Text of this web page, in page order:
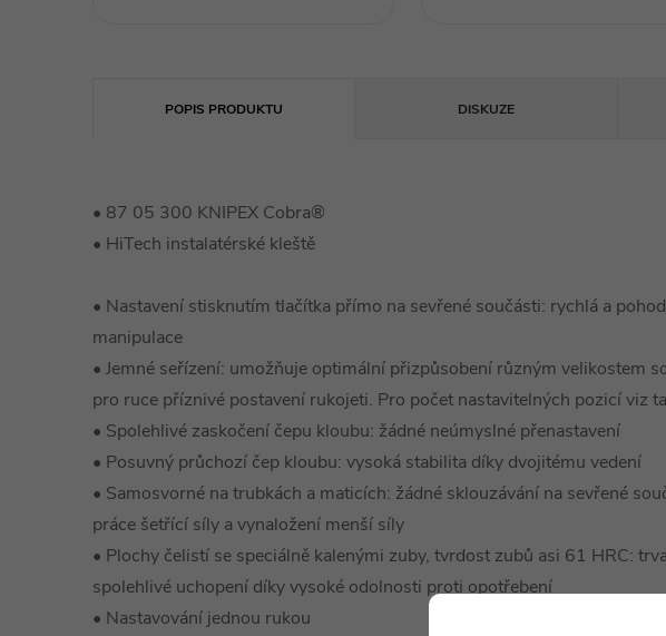
POPIS PRODUKTU DISKUZE
• 87 05 300 KNIPEX Cobra®
• HiTech instalatérské kleště
• Nastavení stisknutím tlačítka přímo na sevřené součásti: rychlá a
manipulace
• Jemné seřízení: umožňuje optimální přizpůsobení různým velikostem
pro ruce příznivé postavení rukojeti. Pro počet nastavitelných pozicí viz
• Spolehlivé zaskočení čepu kloubu: žádné neúmyslné přenastavení
• Posuvný průchozí čep kloubu: vysoká stabilita díky dvojitému vedení
• Samosvorné na trubkách a maticích: žádné sklouzávání na sevřené
práce šetřící síly a vynaložení menší síly
• Plochy čelistí se speciálně kalenými zuby, tvrdost zubů asi 61 HRC:
spolehlivé uchopení díky vysoké odolnosti proti opotřebení
• Nastavování jednou rukou